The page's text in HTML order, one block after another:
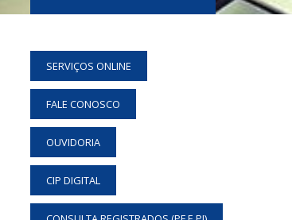
SERVIÇOS ONLINE
FALE CONOSCO
OUVIDORIA
CIP DIGITAL